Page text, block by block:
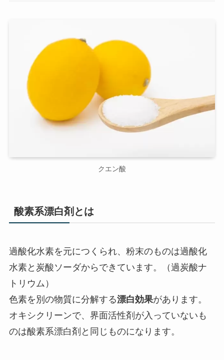
クエン酸
酸素系漂白剤 とは
過酸化水素を元につくられ、粉末のものは過酸化
水素と炭酸ソーダからできています。（過炭酸ナ
トリウム）
色素を別の物質に分解する漂白効果があります。
オキシクリーンで、界面活性剤が入っていないも
のは酸素系漂白剤と同じものになります。